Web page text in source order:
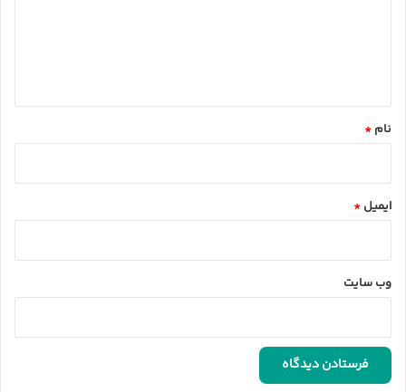
نام *
ایمیل *
وب‌ سایت